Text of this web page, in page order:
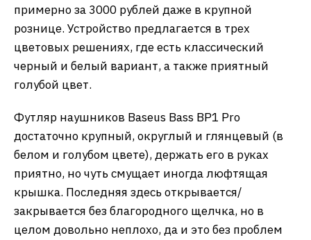
примерно за 3000 рублей даже в крупной
рознице. Устройство предлагается в трех
цветовых решениях, где есть классический
черный и белый вариант, а также приятный
голубой цвет.
Футляр наушников Baseus Bass BP1 Pro
достаточно крупный, округлый и глянцевый (в
белом и голубом цвете), держать его в руках
приятно, но чуть смущает иногда люфтящая
крышка. Последняя здесь открывается/
закрывается без благородного щелчка, но в
целом довольно неплохо, да и это без проблем